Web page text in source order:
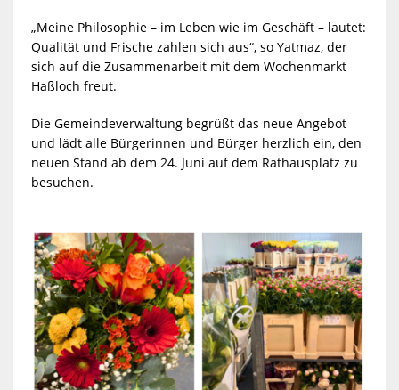
„Meine Philosophie – im Leben wie im Geschäft – lautet:
Qualität und Frische zahlen sich aus“, so Yatmaz, der
sich auf die Zusammenarbeit mit dem Wochenmarkt
Haßloch freut.
Die Gemeindeverwaltung begrüßt das neue Angebot
und lädt alle Bürgerinnen und Bürger herzlich ein, den
neuen Stand ab dem 24. Juni auf dem Rathausplatz zu
besuchen.